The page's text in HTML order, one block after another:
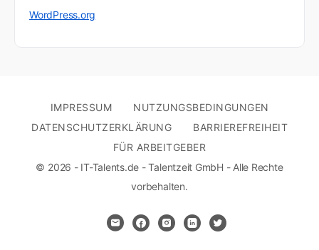
WordPress.org
IMPRESSUM
NUTZUNGSBEDINGUNGEN
DATENSCHUTZERKLÄRUNG
BARRIEREFREIHEIT
FÜR ARBEITGEBER
© 2026 - IT-Talents.de - Talentzeit GmbH - Alle Rechte
vorbehalten.